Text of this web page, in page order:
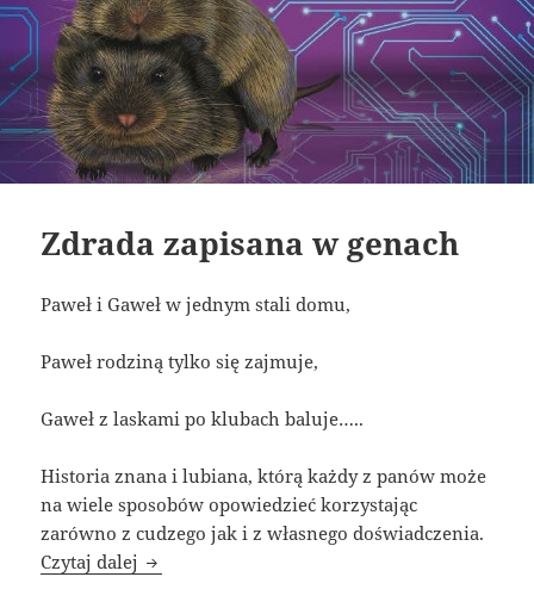
Zdrada zapisana w genach
Paweł i Gaweł w jednym stali domu,
Paweł rodziną tylko się zajmuje,
Gaweł z laskami po klubach baluje…..
Historia znana i lubiana, którą każdy z panów może
na wiele sposobów opowiedzieć korzystając
zarówno z cudzego jak i z własnego doświadczenia.
Czytaj dalej Zdrada zapisana w genach